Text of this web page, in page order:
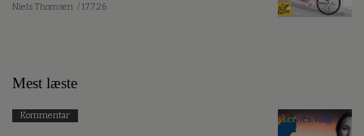
Niels Thomsen / 17.7.26
Mest læste
Kommentar